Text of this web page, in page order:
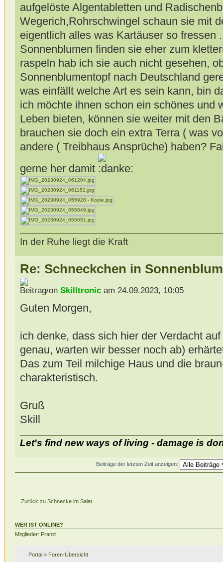
aufgelöste Algentabletten und
Wegerich,Rohrschwingel schaun sie mit
eigentlich alles was Kartäuser so fressen
Sonnenblumen finden sie eher zum
raspeln hab ich sie auch nicht gesehen,
Sonnenblumentopf nach Deutschland
was einfällt welche Art es sein kann, bin
ich möchte ihnen schon ein schönes und
Leben bieten, können sie weiter mit den
brauchen sie doch ein extra Terra ( was
andere ( Treibhaus Ansprüche) haben?
gerne her damit
In der Ruhe liegt die Kraft
Re: Schneckchen in
von Skilltronicam 24.09.2023, 10:05
Guten Morgen,
ich denke, dass sich hier der Verdacht
genau, warten wir besser noch ab)
Das zum Teil milchige Haus und die
charakteristisch.
Gruß
Skill
Let's find new ways of living - damage is
Beiträge der letzten Zeit anzeigen:
Zurück zu Schnecke im Salat
WER IST ONLINE?
Mitglieder: Franzi
Portal » Foren-Übersicht